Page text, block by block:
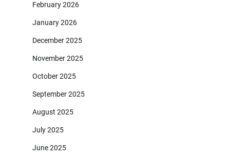
February 2026
January 2026
December 2025
November 2025
October 2025
September 2025
August 2025
July 2025
June 2025